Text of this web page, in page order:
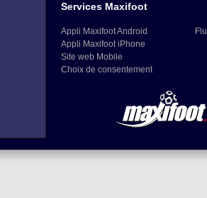
Services Maxifoot
Appli Maxifoot Android
Appli Maxifoot iPhone
Site web Mobile
Choix de consentement